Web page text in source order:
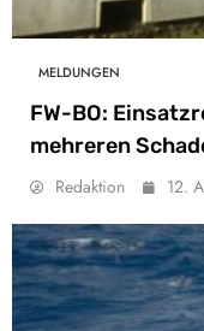
MELDUNGEN
FW-BO:
mehreren
Redaktion 12.